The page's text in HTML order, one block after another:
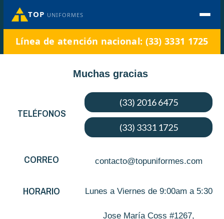
TOP UNIFORMES
Línea de atención nacional: (33) 3331 1725
Muchas gracias
TELÉFONOS
(33) 2016 6475
(33) 3331 1725
CORREO contacto@topuniformes.com
HORARIO Lunes a Viernes de 9:00am a 5:30
Jose María Coss #1267,